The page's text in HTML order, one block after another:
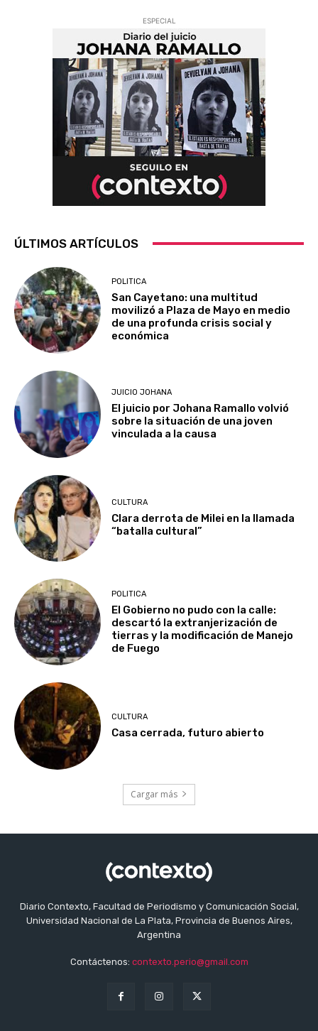
ESPECIAL
ÚLTIMOS ARTÍCULOS
POLITICA
San Cayetano: una multitud
movilizó a Plaza de Mayo en medio
de una profunda crisis social y
económica
JUICIO JOHANA
El juicio por Johana Ramallo volvió
sobre la situación de una joven
vinculada a la causa
CULTURA
Clara derrota de Milei en la llamada
“batalla cultural”
POLITICA
El Gobierno no pudo con la calle:
descartó la extranjerización de
tierras y la modificación de Manejo
de Fuego
CULTURA
Casa cerrada, futuro abierto
Cargar más
Diario Contexto, Facultad de Periodismo y Comunicación Social,
Universidad Nacional de La Plata, Provincia de Buenos Aires,
Argentina
Contáctenos: contexto.perio@gmail.com